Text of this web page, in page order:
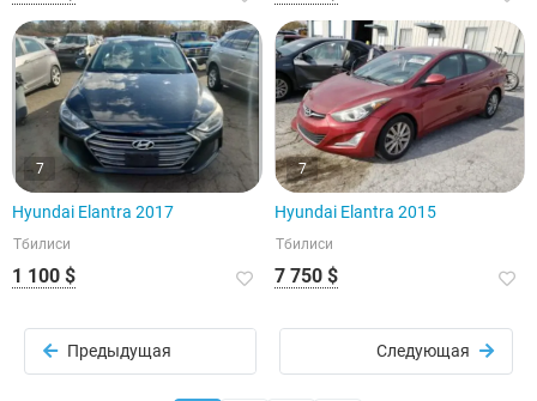
7
Hyundai Elantra 2017
Тбилиси
1 100 $
7
Hyundai Elantra 2015
Тбилиси
7 750 $
Предыдущая Следующая